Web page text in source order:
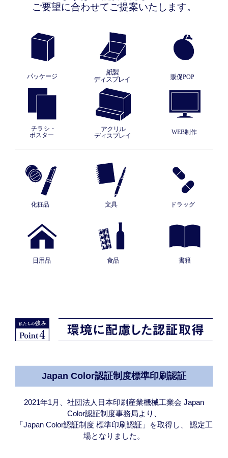
ご要望に合わせてご提案いたします。
Japan Color認証制度標準印刷認証
2021年1月、社団法人日本印刷産業機械工業会 Japan
Color認証制度事務局より、
「Japan Color認証制度 標準印刷認証」を取得し、 認定工
場となりました。